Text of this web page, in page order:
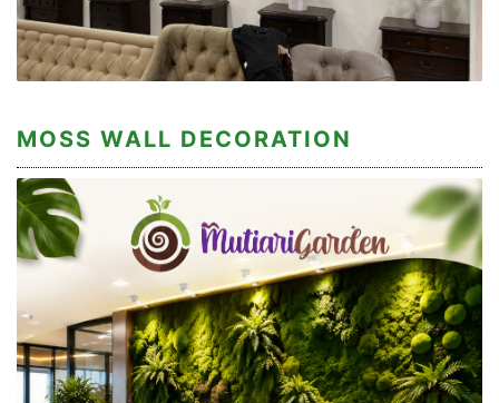
MOSS WALL DECORATION